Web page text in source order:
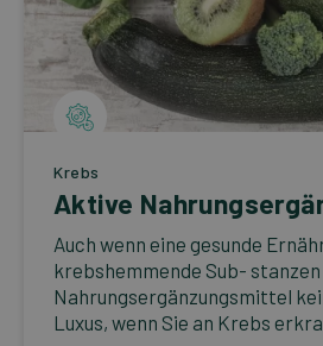
Krebs
Aktive
Auch wenn eine gesunde
krebshemmende Sub-
Nahrungsergänzungsmittel
Luxus, wenn Sie an Krebs